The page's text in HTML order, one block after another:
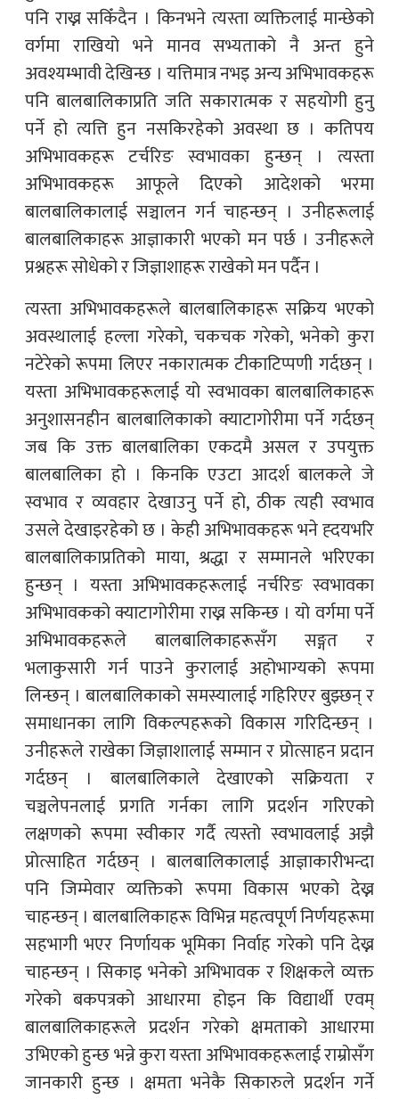
पनि राख्न सकिँदैन । किनभने त्यस्ता व्यक्तिलाई मान्छेको
वर्गमा राखियो भने मानव सभ्यताको नै अन्त हुने
अवश्यम्भावी देखिन्छ । यत्तिमात्र नभइ अन्य अभिभावकहरू
पनि बालबालिकाप्रति जति सकारात्मक र सहयोगी हुनु
पर्ने हो त्यत्ति हुन नसकिरहेको अवस्था छ । कतिपय
अभिभावकहरू टर्चरिङ स्वभावका हुन्छन् । त्यस्ता
अभिभावकहरू आफूले दिएको आदेशको भरमा
बालबालिकालाई सञ्चालन गर्न चाहन्छन् । उनीहरूलाई
बालबालिकाहरू आज्ञाकारी भएको मन पर्छ । उनीहरूले
प्रश्नहरू सोधेको र जिज्ञाशाहरू राखेको मन पर्दैन ।
त्यस्ता अभिभावकहरूले बालबालिकाहरू सक्रिय भएको
अवस्थालाई हल्ला गरेको, चकचक गरेको, भनेको कुरा
नटेरेको रूपमा लिएर नकारात्मक टीकाटिप्पणी गर्दछन् ।
यस्ता अभिभावकहरूलाई यो स्वभावका बालबालिकाहरू
अनुशासनहीन बालबालिकाको क्याटागोरीमा पर्ने गर्दछन्
जब कि उक्त बालबालिका एकदमै असल र उपयुक्त
बालबालिका हो । किनकि एउटा आदर्श बालकले जे
स्वभाव र व्यवहार देखाउनु पर्ने हो, ठीक त्यही स्वभाव
उसले देखाइरहेको छ । केही अभिभावकहरू भने ह्दयभरि
बालबालिकाप्रतिको माया, श्रद्धा र सम्मानले भरिएका
हुन्छन् । यस्ता अभिभावकहरूलाई नर्चरिङ स्वभावका
अभिभावकको क्याटागोरीमा राख्न सकिन्छ । यो वर्गमा पर्ने
अभिभावकहरूले बालबालिकाहरूसँग सङ्गत र
भलाकुसारी गर्न पाउने कुरालाई अहोभाग्यको रूपमा
लिन्छन् । बालबालिकाको समस्यालाई गहिरिएर बुझ्छन् र
समाधानका लागि विकल्पहरूको विकास गरिदिन्छन् ।
उनीहरूले राखेका जिज्ञाशालाई सम्मान र प्रोत्साहन प्रदान
गर्दछन् । बालबालिकाले देखाएको सक्रियता र
चञ्चलेपनलाई प्रगति गर्नका लागि प्रदर्शन गरिएको
लक्षणको रूपमा स्वीकार गर्दै त्यस्तो स्वभावलाई अझै
प्रोत्साहित गर्दछन् । बालबालिकालाई आज्ञाकारीभन्दा
पनि जिम्मेवार व्यक्तिको रूपमा विकास भएको देख्न
चाहन्छन् । बालबालिकाहरू विभिन्न महत्वपूर्ण निर्णयहरूमा
सहभागी भएर निर्णायक भूमिका निर्वाह गरेको पनि देख्न
चाहन्छन् । सिकाइ भनेको अभिभावक र शिक्षकले व्यक्त
गरेको बकपत्रको आधारमा होइन कि विद्यार्थी एवम्
बालबालिकाहरूले प्रदर्शन गरेको क्षमताको आधारमा
उभिएको हुन्छ भन्ने कुरा यस्ता अभिभावकहरूलाई राम्रोसँग
जानकारी हुन्छ । क्षमता भनेकै सिकारुले प्रदर्शन गर्ने